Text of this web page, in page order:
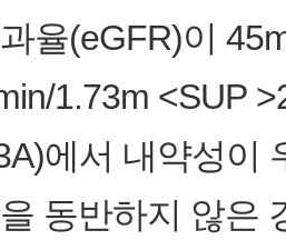
율(eGFR)이
1.73m ˂SUP
에서 내약성이
동반하지 않은